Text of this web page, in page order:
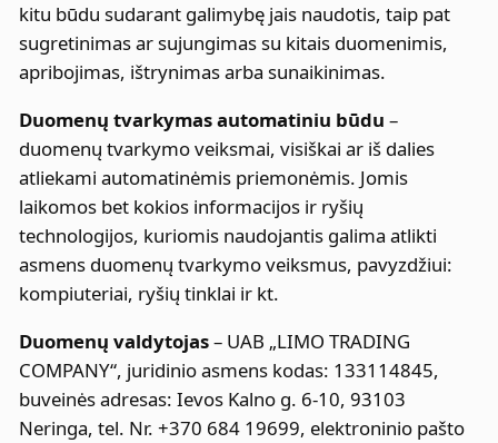
kitu būdu sudarant galimybę jais naudotis, taip pat
sugretinimas ar sujungimas su kitais duomenimis,
apribojimas, ištrynimas arba sunaikinimas.
Duomenų tvarkymas automatiniu būdu –
duomenų tvarkymo veiksmai, visiškai ar iš dalies
atliekami automatinėmis priemonėmis. Jomis
laikomos bet kokios informacijos ir ryšių
technologijos, kuriomis naudojantis galima atlikti
asmens duomenų tvarkymo veiksmus, pavyzdžiui:
kompiuteriai, ryšių tinklai ir kt.
Duomenų valdytojas– UAB „LIMO TRADING
COMPANY“, juridinio asmens kodas: 133114845,
buveinės adresas: Ievos Kalno g. 6-10, 93103
Neringa, tel. Nr. +370 684 19699, elektroninio pašto